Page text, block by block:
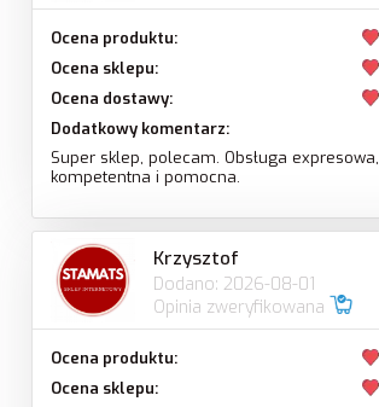
Ocena produktu:
Ocena sklepu:
Ocena dostawy:
Dodatkowy komentarz:
Super sklep, polecam. Obsługa expresowa,
kompetentna i pomocna.
Krzysztof
Dodano: 2026-08-01
Opinia zweryfikowana
Ocena produktu:
Ocena sklepu: